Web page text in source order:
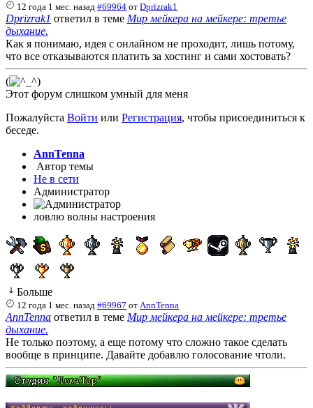
12 года 1 мес. назад #69964 отDprizrak1
Dprizrak1 ответил в теме Мир мейкера на мейкере: третье
дыхание.
Как я понимаю, идея с онлайном не проходит, лишь потому,
что все отказываются платить за хостинг и сами хостовать?
(
)
Этот форум слишком умный для меня
Пожалуйста Войти или Регистрация, чтобы присоединиться к
беседе.
AnnTenna
Автор темы
Не в сети
Администратор
ловлю волны настроения
Больше
12 года 1 мес. назад #69967 от AnnTenna
AnnTenna ответил в теме Мир мейкера на мейкере: третье
дыхание.
Не только поэтому, а еще потому что сложно такое сделать
вообще в принципе. Давайте добавлю голосование чтоли.